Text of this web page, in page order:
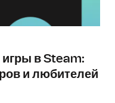
игры в Steam:
и любителей